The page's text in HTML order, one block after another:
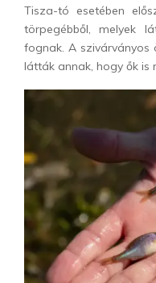
Tisza-tó esetében
törpegébből, melyek
fognak. A szivárványos
látták annak, hogy ők is